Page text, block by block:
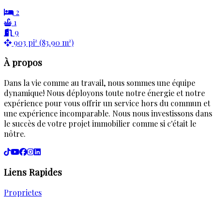
2
1
9
903 pi² (83.90 m²)
À propos
Dans la vie comme au travail, nous sommes une équipe
dynamique! Nous déployons toute notre énergie et notre
expérience pour vous offrir un service hors du commun et
une expérience incomparable. Nous nous investissons dans
le succès de votre projet immobilier comme si c'était le
nôtre.
Liens Rapides
Proprietes